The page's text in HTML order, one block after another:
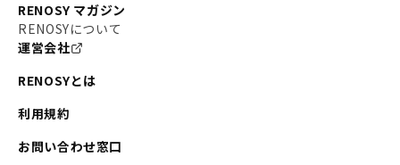
RENOSY マガジン
RENOSYについて
運営会社
RENOSYとは
利用規約
お問い合わせ窓口